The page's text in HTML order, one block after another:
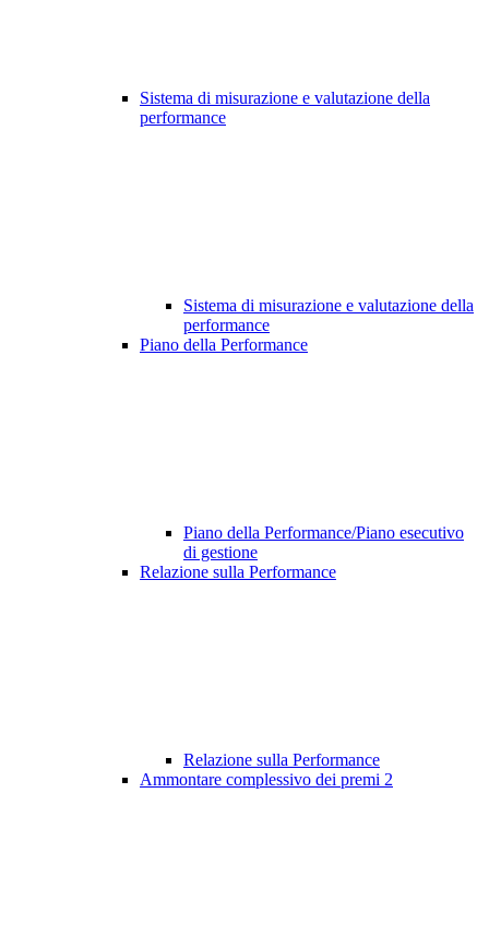
Sistema di misurazione e valutazione della
performance
Sistema di misurazione e valutazione della
performance
Piano della Performance
Piano della Performance/Piano esecutivo
di gestione
Relazione sulla Performance
Relazione sulla Performance
Ammontare complessivo dei premi 2